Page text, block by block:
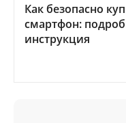
Как безопасно
смартфон:
инструкция